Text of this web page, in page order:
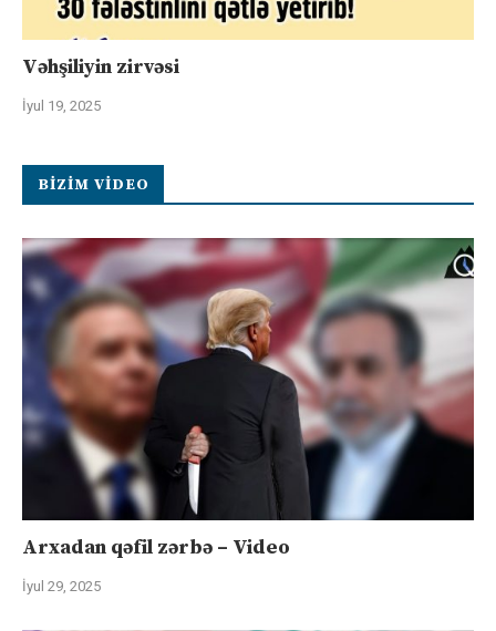
Vəhşiliyin zirvəsi
İyul 19, 2025
BIZIM VIDEO
Arxadan qəfil zərbə – Video
İyul 29, 2025